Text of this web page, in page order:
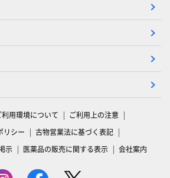
利用環境について
ご利用上の注意
リシー
古物営業法に基づく表記
示
医薬品の販売に関する表示 会社案内